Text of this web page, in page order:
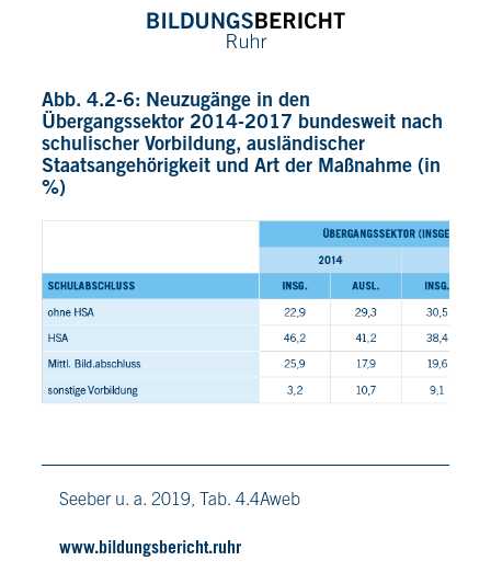
Abb. 4.2-6: Neuzugänge in den
Übergangssektor 2014-2017 bundesweit nach
schulischer Vorbildung, ausländischer
Staatsangehörigkeit und Art der Maßnahme (in
%)
Seeber u. a. 2019, Tab. 4.4Aweb
www.bildungsbericht.ruhr